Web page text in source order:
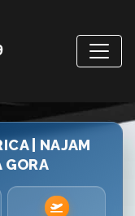
| NAJAM
GORA